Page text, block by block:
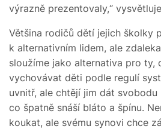
výrazně prezentovaly,“
Většina rodičů dětí jejich školky
k alternativním lidem, ale
sloužíme jako alternativa pro ty,
vychovávat děti podle regulí
uvnitř, ale chtějí jim dát svobodu
co špatně snáší bláto a špínu.
koukat, ale svému synovi chce